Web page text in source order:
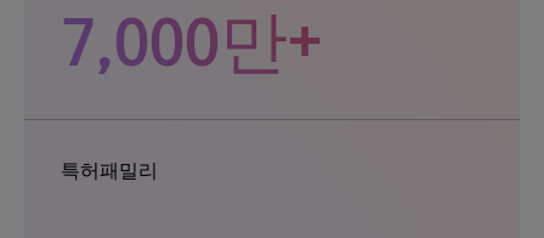
7,000만+
특허패밀리